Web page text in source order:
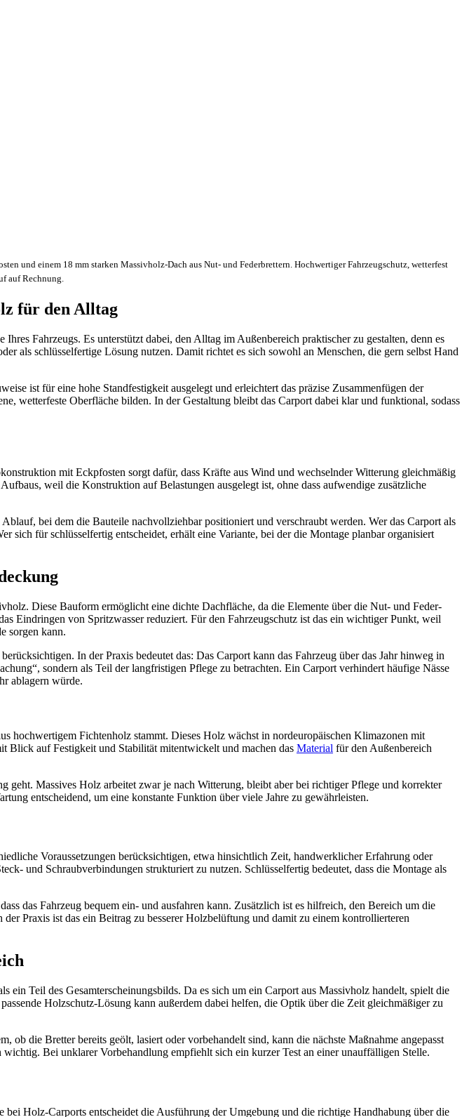
und einem 18 mm starken Massivholz-Dach aus Nut- und Federbrettern. Hochwertiger Fahrzeugschutz, wetterfest
auf Rechnung.
für den Alltag
Fahrzeugs. Es unterstützt dabei, den Alltag im Außenbereich praktischer zu gestalten, denn es
als schlüsselfertige Lösung nutzen. Damit richtet es sich sowohl an Menschen, die gern selbst Hand
ist für eine hohe Standfestigkeit ausgelegt und erleichtert das präzise Zusammenfügen der
wetterfeste Oberfläche bilden. In der Gestaltung bleibt das Carport dabei klar und funktional, sodass
mit Eckpfosten sorgt dafür, dass Kräfte aus Wind und wechselnder Witterung gleichmäßig
weil die Konstruktion auf Belastungen ausgelegt ist, ohne dass aufwendige zusätzliche
bei dem die Bauteile nachvollziehbar positioniert und verschraubt werden. Wer das Carport als
sich für schlüsselfertig entscheidet, erhält eine Variante, bei der die Montage planbar organisiert
Diese Bauform ermöglicht eine dichte Dachfläche, da die Elemente über die Nut- und Feder-
Eindringen von Spritzwasser reduziert. Für den Fahrzeugschutz ist das ein wichtiger Punkt, weil
sorgen kann.
In der Praxis bedeutet das: Das Carport kann das Fahrzeug über das Jahr hinweg in
sondern als Teil der langfristigen Pflege zu betrachten. Ein Carport verhindert häufige Nässe
ablagern würde.
hochwertigem Fichtenholz stammt. Dieses Holz wächst in nordeuropäischen Klimazonen mit
Blick auf Festigkeit und Stabilität mitentwickelt und machen das Material für den Außenbereich
Massives Holz arbeitet zwar je nach Witterung, bleibt aber bei richtiger Pflege und korrekter
entscheidend, um eine konstante Funktion über viele Jahre zu gewährleisten.
Voraussetzungen berücksichtigen, etwa hinsichtlich Zeit, handwerklicher Erfahrung oder
und Schraubverbindungen strukturiert zu nutzen. Schlüsselfertig bedeutet, dass die Montage als
das Fahrzeug bequem ein- und ausfahren kann. Zusätzlich ist es hilfreich, den Bereich um die
Praxis ist das ein Beitrag zu besserer Holzbelüftung und damit zu einem kontrollierteren
ein Teil des Gesamterscheinungsbilds. Da es sich um ein Carport aus Massivholz handelt, spielt die
Holzschutz-Lösung kann außerdem dabei helfen, die Optik über die Zeit gleichmäßiger zu
die Bretter bereits geölt, lasiert oder vorbehandelt sind, kann die nächste Maßnahme angepasst
Bei unklarer Vorbehandlung empfiehlt sich ein kurzer Test an einer unauffälligen Stelle.
Holz-Carports entscheidet die Ausführung der Umgebung und die richtige Handhabung über die